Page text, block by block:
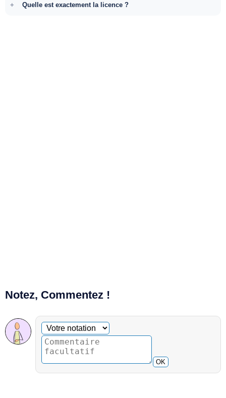
Quelle est exactement la licence ?
Notez, Commentez !
Commentaire facultatif
Votre notation
OK